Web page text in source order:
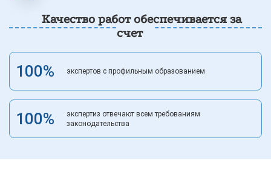
Качество работ обеспечивается за
счет
100% экспертов с профильным образованием
100%
экспертиз отвечают всем требованиям
законодательства